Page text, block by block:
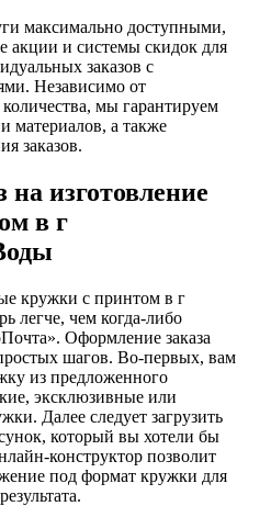
максимально доступными,
акции и системы скидок для
заказов с
Независимо от
мы гарантируем
материалов, а также
заказов.
изготовление
в г
кружки с принтом в г
легче, чем когда-либо
Оформление заказа
шагов. Во-первых, вам
из предложенного
эксклюзивные или
Далее следует загрузить
который вы хотели бы
конструктор позволит
под формат кружки для